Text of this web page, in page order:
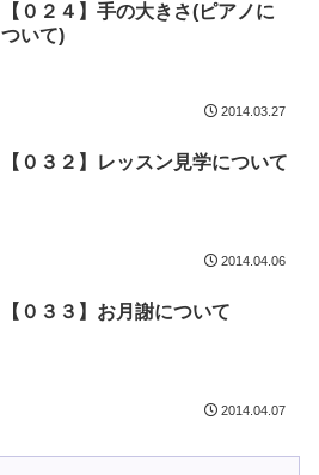
【０２４】手の大きさ(ピアノに
ついて)
2014.03.27
【０３２】レッスン見学について
2014.04.06
【０３３】お月謝について
2014.04.07